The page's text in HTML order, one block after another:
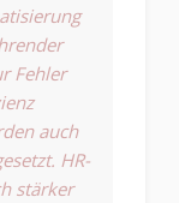
Fehler
auch
HR-
stärker